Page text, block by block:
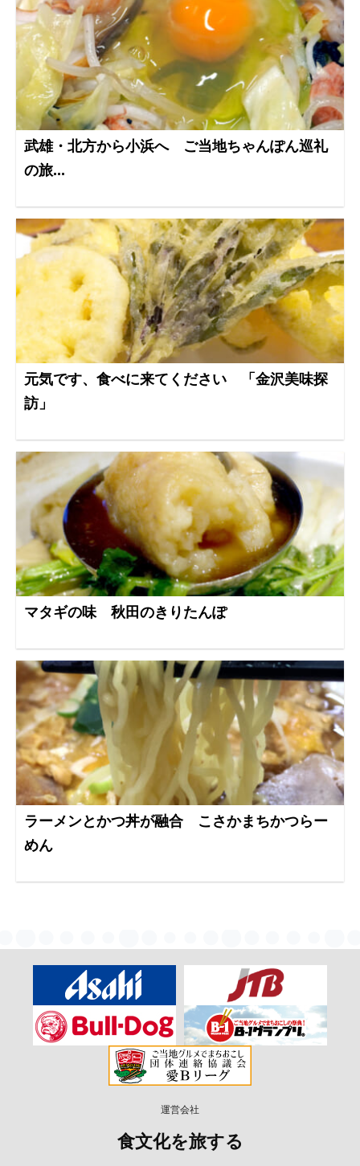
武雄・北方から小浜へ ご当地ちゃんぽん巡礼
の旅...
元気です、食べに来てください 「金沢美味探
訪」
マタギの味 秋田のきりたんぽ
ラーメンとかつ丼が融合 こさかまちかつらー
めん
運営会社
食文化を旅する